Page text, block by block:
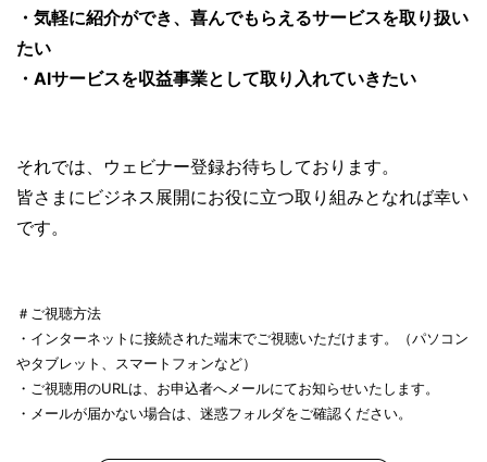
・気軽に紹介ができ、喜んでもらえるサービスを取り扱い
たい
・AIサービスを収益事業として取り入れていきたい
それでは、ウェビナー登録お待ちしております。
皆さまにビジネス展開にお役に立つ取り組みとなれば幸い
です。
＃ご視聴方法
・インターネットに接続された端末でご視聴いただけます。（パソコン
やタブレット、スマートフォンなど）
・ご視聴用のURLは、お申込者へメールにてお知らせいたします。
・メールが届かない場合は、迷惑フォルダをご確認ください。